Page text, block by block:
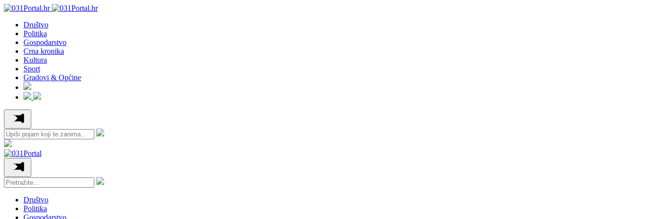
Društvo
Politika
Gospodarstvo
Crna kronika
Kultura
Sport
Gradovi & Općine
Društvo
Politika
Gospodarstvo